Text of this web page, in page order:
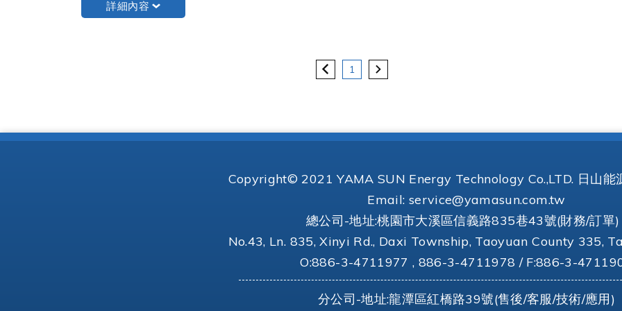
詳細內容
1
Copyright© 2021 YAMA SUN Energy Technology Co.,LTD. 日山能
Email: service@yamasun.com.tw
總公司-地址:桃園市大溪區信義路835巷43號(財務/訂單
No.43, Ln. 835, Xinyi Rd., Daxi Township, Taoyuan County 335,
O:886-3-4711977 , 886-3-4711978 / F:886-3-
分公司-地址:龍潭區紅橋路39號(售後/客服/技術/應用)